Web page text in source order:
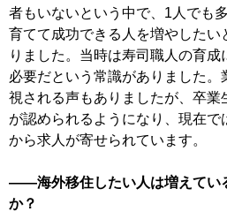
者もいないという中で、1人でも
育てて成功できる人を増やしたい
りました。当時は寿司職人の育成
必要だという常識がありました。
視される声もありましたが、卒業
が認められるようになり、現在で
から求人が寄せられています。
――海外移住したい人は増えてい
か？